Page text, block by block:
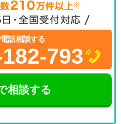
話相談する
793
相談する